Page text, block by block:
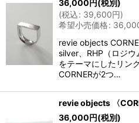
36,000円(税別)
(税込: 39,600円)
希望小売価格:
revie objects
silver、RHP（ロジウ
をテーマにしたリン
CORNERが2つ…
revie objects 〈
36,000円(税別)